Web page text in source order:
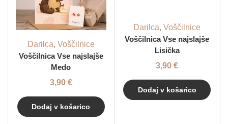
Darilca, Voščilnice
Voščilnica Vse najslajše
Medo
3,90 €
Dodaj v košarico
Darilca,Voščilnice
Voščilnica Vse najslajše
Lisička
3,90€
Dodaj v košarico